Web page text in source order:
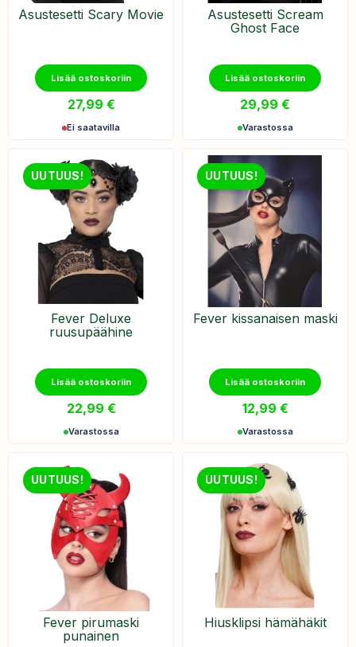
Asustesetti Scary Movie
Lisää ostoskoriin
27,99 €
Ei saatavilla
Asustesetti Scream
Ghost Face
Lisää ostoskoriin
29,99 €
Varastossa
UUTUUS!
Fever Deluxe
ruusupäähine
Lisää ostoskoriin
22,99 €
Varastossa
UUTUUS!
Fever kissanaisen maski
Lisää ostoskoriin
12,99 €
Varastossa
UUTUUS!
Fever pirumaski
punainen
UUTUUS!
Hiusklipsi hämähäkit